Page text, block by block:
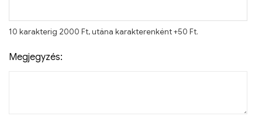
10 karakterig 2000 Ft, utána karakterenként +50 Ft.
Megjegyzés: